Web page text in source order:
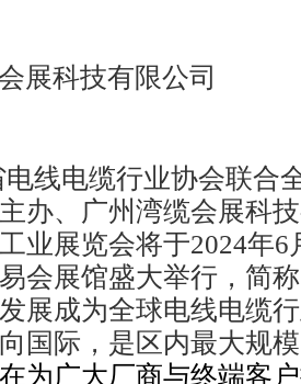
展科技有限公司
电线电缆行业协会联合
办、广州湾缆会展科
业展览会将于2024年6
会展馆盛大举行，简
展成为全球电线电缆
国际，是区内最大规
为广大厂商与终端客